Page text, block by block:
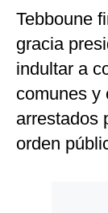
Tebboune
gracia
indultar a
comunes y
arrestados
orden